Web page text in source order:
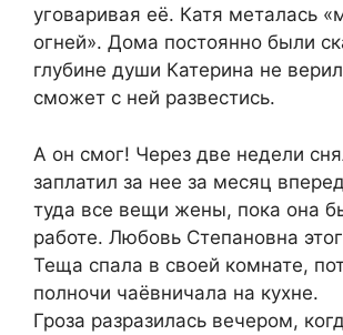
уговаривая её. Катя металась
огней». Дома постоянно были
глубине души Катерина не
сможет с ней развестись.
А он смог! Через две недели
заплатил за нее за месяц
туда все вещи жены, пока она
работе. Любовь Степановна
Теща спала в своей комнате,
полночи чаёвничала на кухне.
Гроза разразилась вечером,